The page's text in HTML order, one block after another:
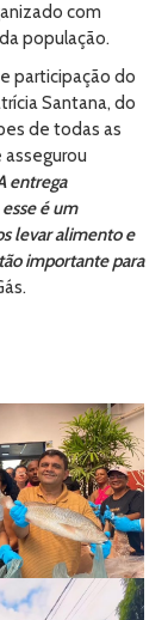
com
população.
participação do
Santana, do
de todas as
entrega
é um
levar alimento e
importante para